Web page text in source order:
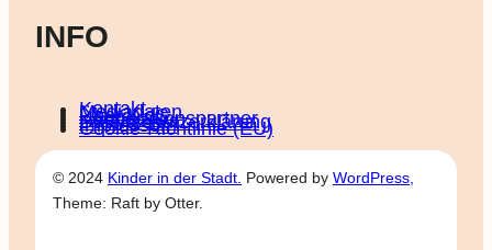
INFO
Kontakt
Mediadaten
Über KidS
Kooperationspartner
Datenschutz­erklärung
Impressum
Cookie-Richtlinie (EU)
© 2024 Kinder in der Stadt. Powered by WordPress,
Theme: Raft by Otter.